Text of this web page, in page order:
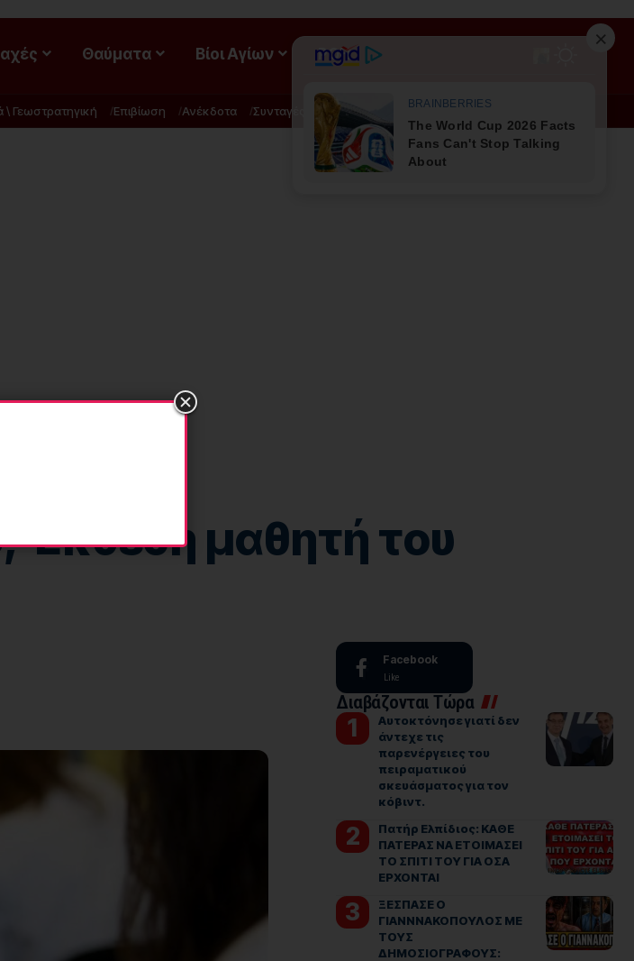
Θαύματα Βίοι Αγίων ΡΟΗ
\ Γεωστρατηγική Επιβίωση Ανέκδοτα Συνταγές Διατροφή - Φυσική Ιατρική
Έκθεση μαθητή του
Facebook
Like
Διαβάζονται Τώρα
Αυτοκτόνησε γιατί δεν
άντεχε τις
παρενέργειες του
πειραματικού
σκευάσματος για τον
κόβιντ.
Πατήρ Ελπίδιος: ΚΑΘΕ
ΠΑΤΕΡΑΣ ΝΑ ΕΤΟΙΜΑΣΕΙ
ΤΟ ΣΠΙΤΙ ΤΟΥ ΓΙΑ ΟΣΑ
ΕΡΧΟΝΤΑΙ
ΞΕΣΠΑΣΕ Ο
ΓΙΑΝΝΝΑΚΟΠΟΥΛΟΣ ΜΕ
ΤΟΥΣ
ΔΗΜΟΣΙΟΓΡΑΦΟΥΣ: